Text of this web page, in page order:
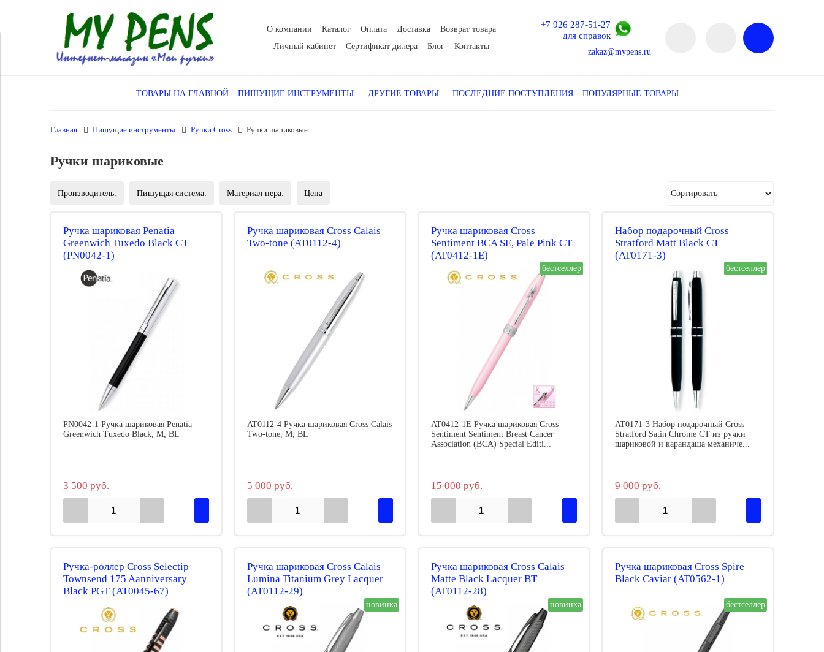
О компании Каталог Оплата Доставка
Возврат товара
Личный кабинет
Сертификат дилера Блог Контакты
+7 926 287-51-27
для справок
zakaz@mypens.ru
ТОВАРЫ НА ГЛАВНОЙ ПИШУЩИЕ ИНСТРУМЕНТЫ ДРУГИЕ ТОВАРЫ ПОСЛЕДНИЕ ПОСТУПЛЕНИЯ ПОПУЛЯРНЫЕ ТОВАРЫ
Главная Пишущие инструменты Ручки Cross Ручки шариковые
Ручки шариковые
Производитель: Пишущая система: Материал пера: Цена
Ручка шариковая Penatia
Greenwich Tuxedo Black CT
(PN0042-1)
PN0042-1 Ручка шариковая Penatia
Greenwich Tuxedo Black, M, BL
3 500 руб.
Ручка шариковая Cross Calais
Two-tone (AT0112-4)
AT0112-4 Ручка шариковая Cross Calais
Two-tone, M, BL
5 000 руб.
Ручка шариковая Cross
Sentiment BCA SE, Pale Pink CT
(AT0412-1E)
бестселлер
AT0412-1E Ручка шариковая Cross
Sentiment Sentiment Breast Cancer
Association (BCA) Special Editi...
15 000 руб.
Набор подарочный Cross
Stratford Matt Black CT
(AT0171-3)
бестселлер
AT0171-3 Набор подарочный Cross
Stratford Satin Chrome CT из ручки
шариковой и карандаша механиче...
9 000 руб.
Ручка-роллер Cross Selectip
Townsend 175 Aanniversary
Black PGT (AT0045-67)
Ручка шариковая Cross Calais
Lumina Titanium Grey Lacquer
(AT0112-29)
новинка
Ручка шариковая Cross Calais
Matte Black Lacquer BT
(AT0112-28)
новинка
Ручка шариковая Cross Spire
Black Caviar (AT0562-1)
бестселлер